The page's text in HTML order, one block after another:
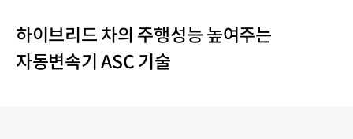
하이브리드 차의 주행성능 높여주는
자동변속기 ASC 기술